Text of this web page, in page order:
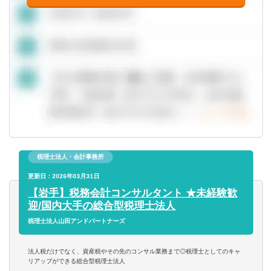
税理士法人・会計事務所
更新日：2026年03月31日
【岩手】税務会計コンサルタント ★未経験歓
迎/国内大手の総合型税理士法人
税理士法人山田アンドパートナーズ
法人税だけでなく、資産税やその先のコンサル業務まで◎税理士としてのキャ
リアップができる総合型税理士法人